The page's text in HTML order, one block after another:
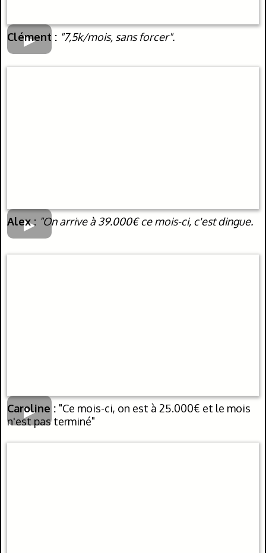
Clément : "7,5k/mois, sans forcer".
Alex : "On arrive à 39.000€ ce mois-ci, c'est dingue.
Caroline : "Ce mois-ci, on est à 25.000€ et le mois
n'est pas terminé"